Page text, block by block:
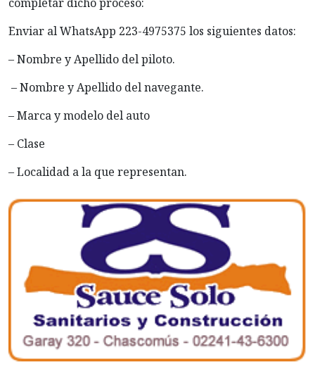
Enviar al WhatsApp 223-4975375 los siguientes datos:
– Nombre y Apellido del piloto.
– Nombre y Apellido del navegante.
– Marca y modelo del auto
– Clase
– Localidad a la que representan.